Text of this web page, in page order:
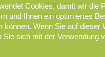
Mitglieder-Info
Mitglieder-Login
Cookies, damit wir die
und Ihnen ein optimiertes
können. Wenn Sie auf dieser
Sie sich mit der Verwendung